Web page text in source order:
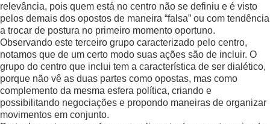
relevância, pois quem está no centro não se definiu e é visto
pelos demais dos opostos de maneira “falsa” ou com tendência
a trocar de postura no primeiro momento oportuno.
Observando este terceiro grupo caracterizado pelo centro,
notamos que de um certo modo suas ações são de incluir. O
grupo do centro que inclui tem a característica de ser dialético,
porque não vê as duas partes como opostas, mas como
complemento da mesma esfera política, criando e
possibilitando negociações e propondo maneiras de organizar
movimentos em conjunto.